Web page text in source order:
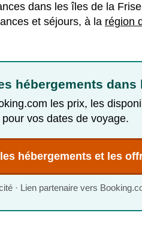
dans les îles de la
et séjours, à la région
hébergements dans
les prix, les
pour vos dates de voyage.
hébergements et les
· Lien partenaire vers